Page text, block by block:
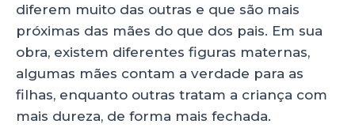
diferem muito das outras e que são mais
próximas das mães do que dos pais. Em sua
obra, existem diferentes figuras maternas,
algumas mães contam a verdade para as
filhas, enquanto outras tratam a criança com
mais dureza, de forma mais fechada.